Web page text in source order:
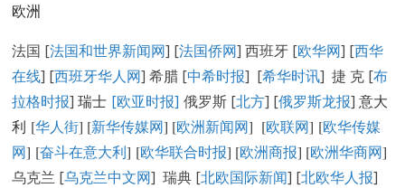
欧洲
法国 [法国和世界新闻网] [法国侨网] 西班牙 [欧华网] [西华
在线] [西班牙华人网] 希腊 [中希时报] [希华时讯] 捷 克 [布
拉格时报]瑞士 [欧亚时报] 俄罗斯 [北方] [俄罗斯龙报]意大
利 [华人街] [新华传媒网] [欧洲新闻网] [欧联网] [欧华传媒
网] [奋斗在意大利] [欧华联合时报] [欧洲商报] [欧洲华商网]
乌克兰 [乌克兰中文网] 瑞典 [北欧国际新闻] [北欧华人报]